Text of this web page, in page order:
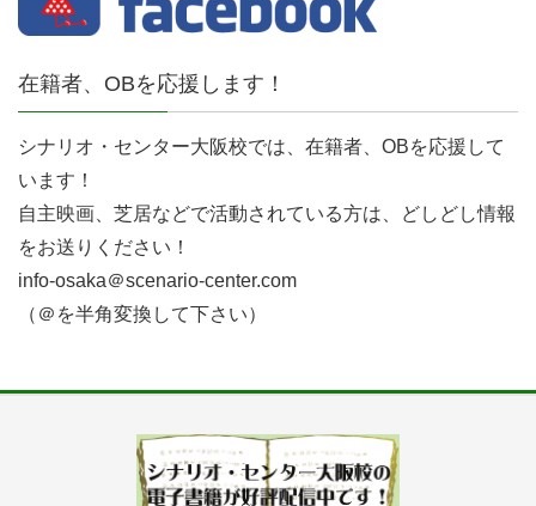
在籍者、OBを応援します！
シナリオ・センター大阪校では、在籍者、OBを応援して
います！
自主映画、芝居などで活動されている方は、どしどし情報
をお送りください！
info-osaka＠scenario-center.com
（＠を半角変換して下さい）